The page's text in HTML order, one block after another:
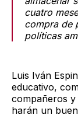
cuatro
compra de
políticas
Luis Iván
educativo,
compañeros
harán un